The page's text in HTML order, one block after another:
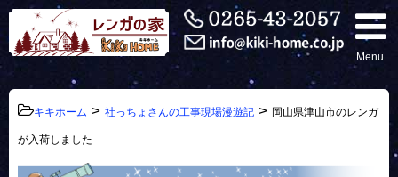
Menu
キキホーム > 社っちょさんの工事現場漫遊記 > 岡山県津山市のレンガ
が入荷しました